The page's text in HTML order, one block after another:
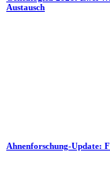
Austausch
Ahnenforschung-Update: